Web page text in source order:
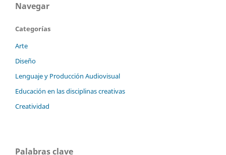
Navegar
Categorías
Arte
Diseño
Lenguaje y Producción Audiovisual
Educación en las disciplinas creativas
Creatividad
Palabras clave